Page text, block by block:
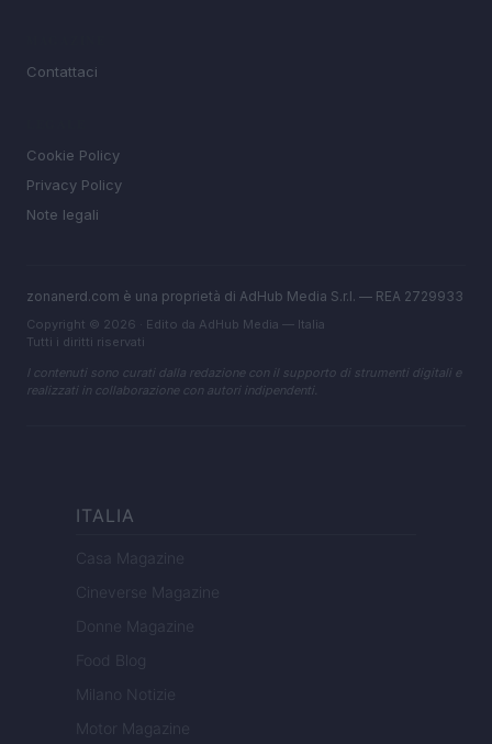
Contattaci
Cookie Policy
Privacy Policy
Note legali
zonanerd.com è una proprietà di AdHub Media S.r.l. — REA 2729933
Copyright © 2026 · Edito da AdHub Media — Italia
Tutti i diritti riservati
I contenuti sono curati dalla redazione con il supporto di strumenti digitali e
realizzati in collaborazione con autori indipendenti.
ITALIA
Casa Magazine
Cineverse Magazine
Donne Magazine
Food Blog
Milano Notizie
Motor Magazine